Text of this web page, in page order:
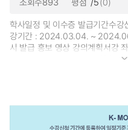
학사일정 및 이수증 발급기간수
강기간 : 2024.03.04. ~
시 발급 홍보 영상 강의계획서강
Big Data Programming] 학습목표